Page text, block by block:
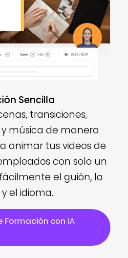
Sencilla
transiciones,
música de manera
animar tus videos de
con solo un
el guión, la
el idioma.
Formación con IA